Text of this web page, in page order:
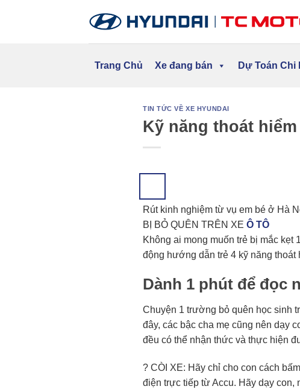
Trang Chủ Xe đang bán Dự Toán Chi
TIN TỨC VỀ XE HYUNDAI
Kỹ năng thoát
Rút kinh nghiệm từ vụ em bé ở Hà
BỊ BỎ QUÊN TRÊN XE Ô TÔ
Không ai mong muốn trẻ bị mắc kẹt
động hướng dẫn trẻ 4 kỹ năng thoát
Dành 1 phút để đọc
Chuyện 1 trường bỏ quên học sinh
đây, các bậc cha mẹ cũng nên dạy
đều có thể nhận thức và thực hiện
? CÒI XE: Hãy chỉ cho con cách
điện trực tiếp từ Accu. Hãy dạy con,